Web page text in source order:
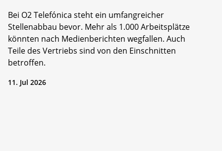
Bei O2 Telefónica steht ein umfangreicher
Stellenabbau bevor. Mehr als 1.000 Arbeitsplätze
könnten nach Medienberichten wegfallen. Auch
Teile des Vertriebs sind von den Einschnitten
betroffen.
11. Jul 2026